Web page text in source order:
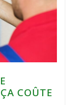
COÛTE